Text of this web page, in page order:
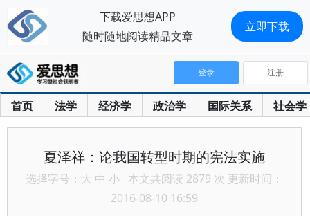
首页 法学 经济学 政治学 国际关系 社会学
登录 注册
夏泽祥：论我国转型时期的宪法实施
选择字号： 大 中 小 本文共阅读 2879 次 更新时间：
2016-08-10 16:59
下载爱思想APP
随时随地阅读精品文章
立即下载